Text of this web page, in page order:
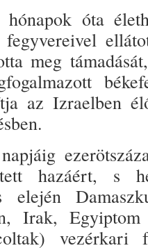
óta
meg
az Izraelben
hazáért, s
elején
Irak,
vezérkari